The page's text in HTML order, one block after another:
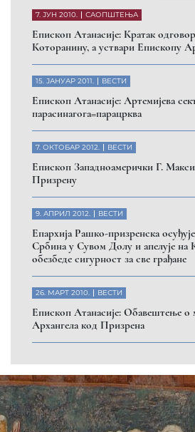
7. ЈУН 2010. САОПШТЕЊА
Eпископ Атанасије: Кратак
Которанину, а уствари Епископу
15. ЈАНУАР 2011. ВЕСТИ
Eпископ Атанасије: Артемијева
парасинагога=парацрква
7. ОКТОБАР 2012. ВЕСТИ
Eпископ Западноамерички Г.
Призрену
9. АПРИЛ 2012. ВЕСТИ
Eпархија Рашко-призренска
Србина у Сувом Долу и апелује
обезбеде сигурност за све грађане
26. МАРТ 2010. ВЕСТИ
Eпископ Атанасије: Обавештење о
Архангела код Призрена